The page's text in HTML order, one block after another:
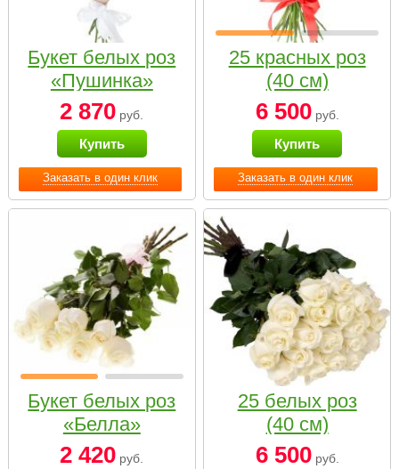
Заказать в один клик
Букет белых роз
«Пушинка»
2 870 руб.
Купить
Заказать в один клик
25 красных роз
(40 см)
6 500руб.
Купить
Букет белых роз
«Белла»
2 420 руб.
25 белых роз
(40 см)
6 500руб.